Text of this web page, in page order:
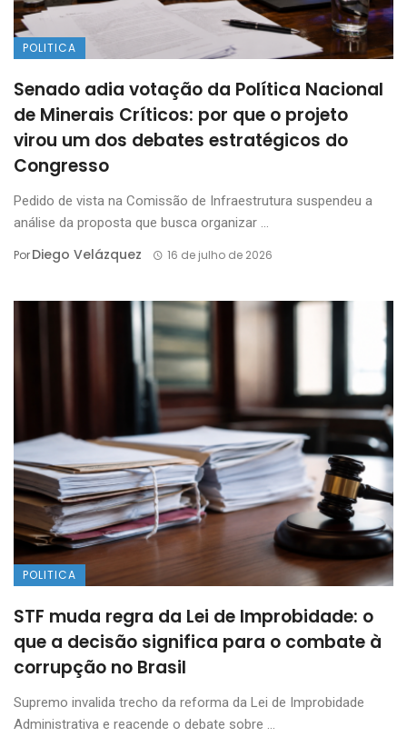
POLITICA
Senado adia votação da Política Nacional
de Minerais Críticos: por que o projeto
virou um dos debates estratégicos do
Congresso
Pedido de vista na Comissão de Infraestrutura suspendeu a
análise da proposta que busca organizar ...
PorDiego Velázquez 16 de julho de 2026
POLITICA
STF muda regra da Lei de Improbidade: o
que a decisão significa para o combate à
corrupção no Brasil
Supremo invalida trecho da reforma da Lei de Improbidade
Administrativa e reacende o debate sobre ...